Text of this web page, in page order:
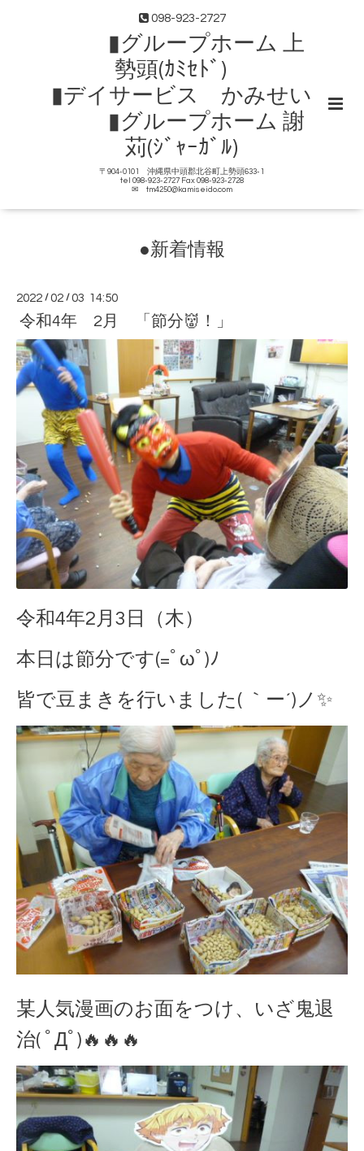
098-923-2727
▮グループホーム 上
勢頭(ｶﾐｾﾄﾞ)
▮デイサービス かみせい
▮グループホーム 謝
苅(ｼﾞｬｰｶﾞﾙ)
〒904-0101 沖縄県中頭郡北谷町上勢頭633-1
tel 098-923-2727 Fax 098-923-2728
✉ tm4250@kamiseido.com
●新着情報
2022 /02 /03 14:50
令和4年 2月 「節分👹！」
令和4年2月3日（木 ）
本日は節分です(=ﾟωﾟ)ﾉ
皆で豆まきを行いました( ｀ー´)ノ✨
某人気漫画のお面をつけ、いざ鬼退
治( ﾟДﾟ)🔥🔥🔥